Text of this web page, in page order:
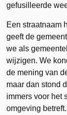
gefusilleerde
Een straatnaam
geeft de
we als
wijzigen. We
de mening van
maar dan stond
immers voor het
omgeving